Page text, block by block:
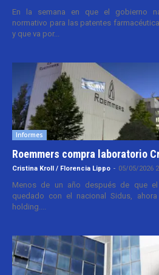
En la semana en que el gobierno
normativo para las patentes
y que va por...
Informes
Roemmers compra laboratorio
Cristina Kroll / Florencia Lippo - 05/05/2026
Menos de un año después de que
quedado con el nacional Sidus,
holding....